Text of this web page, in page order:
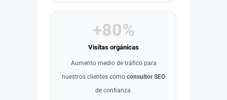
+80%
Visitas orgánicas
Aumento medio de tráfico para
nuestros clientes como consultor SEO
de confianza.